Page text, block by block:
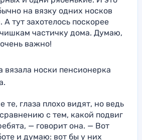
на вязку одних носков
А тут захотелось поскорее
частичку дома. Думаю,
важно!
вязала носки пенсионерка
те, глаза плохо видят, но ведь
с тем, какой подвиг
— говорит она. — Вот
и думаю: вот бы у них